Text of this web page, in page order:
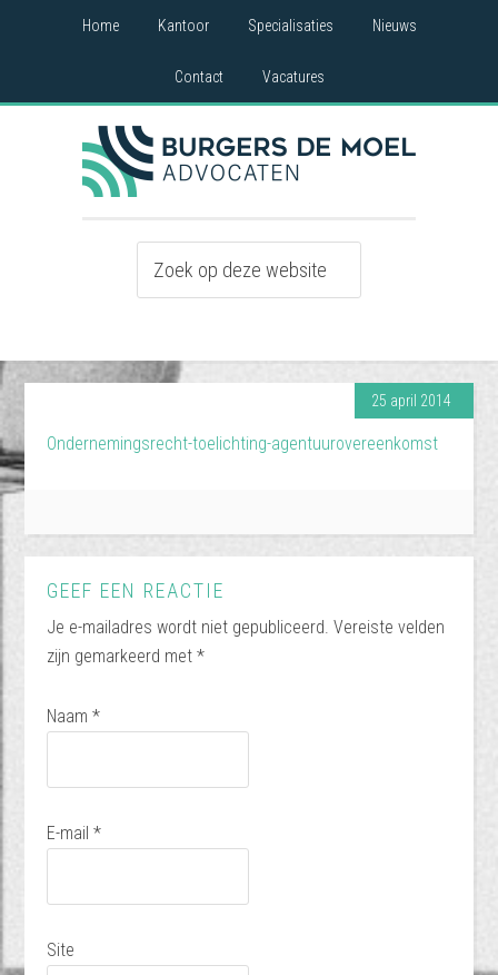
Home Kantoor Specialisaties Nieuws
Contact Vacatures
25 april 2014
Ondernemingsrecht-toelichting-agentuurovereenkomst
GEEF EEN REACTIE
Je e-mailadres wordt niet gepubliceerd. Vereiste velden
zijn gemarkeerd met*
Naam*
E-mail*
Site